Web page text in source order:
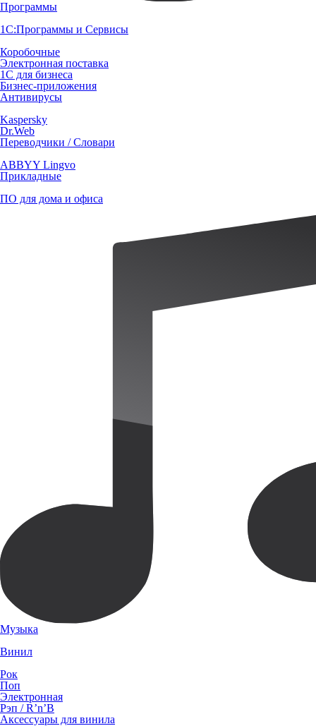
Программы
1С:Программы и Сервисы
Коробочные
Электронная поставка
1С для бизнеса
Бизнес-приложения
Антивирусы
Kaspersky
Dr.Web
Переводчики / Словари
ABBYY Lingvo
Прикладные
ПО для дома и офиса
Музыка
Винил
Рок
Поп
Электронная
Рэп / R’n’B
Аксессуары для винила